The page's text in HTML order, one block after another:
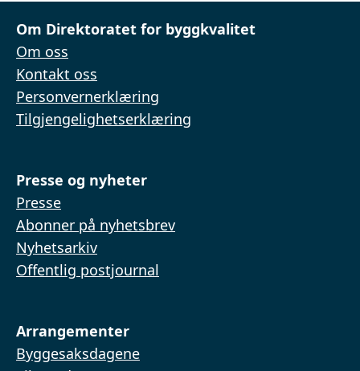
Om Direktoratet for byggkvalitet
Om oss
Kontakt oss
Personvernerklæring
Tilgjengelighetserklæring
Presse og nyheter
Presse
Abonner på nyhetsbrev
Nyhetsarkiv
Offentlig postjournal
Arrangementer
Byggesaksdagene